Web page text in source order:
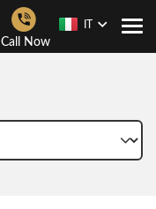
Call Now